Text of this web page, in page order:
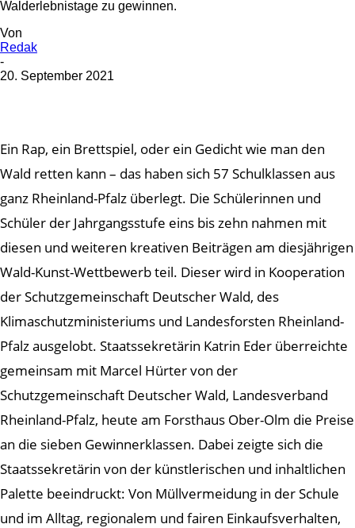
Walderlebnistage zu gewinnen.
Von
Redak
-
20. September 2021
Ein Rap, ein Brettspiel, oder ein Gedicht wie man den
Wald retten kann – das haben sich 57 Schulklassen aus
ganz Rheinland-Pfalz überlegt. Die Schülerinnen und
Schüler der Jahrgangsstufe eins bis zehn nahmen mit
diesen und weiteren kreativen Beiträgen am diesjährigen
Wald-Kunst-Wettbewerb teil. Dieser wird in Kooperation
der Schutzgemeinschaft Deutscher Wald, des
Klimaschutzministeriums und Landesforsten Rheinland-
Pfalz ausgelobt. Staatssekretärin Katrin Eder überreichte
gemeinsam mit Marcel Hürter von der
Schutzgemeinschaft Deutscher Wald, Landesverband
Rheinland-Pfalz, heute am Forsthaus Ober-Olm die Preise
an die sieben Gewinnerklassen. Dabei zeigte sich die
Staatssekretärin von der künstlerischen und inhaltlichen
Palette beeindruckt: Von Müllvermeidung in der Schule
und im Alltag, regionalem und fairen Einkaufsverhalten,